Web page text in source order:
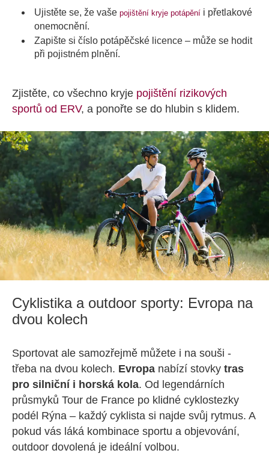
Ujistěte se, že vaše pojištění kryje potápění i přetlakové
onemocnění.
Zapište si číslo potápěčské licence – může se hodit
při pojistném plnění.
Zjistěte, co všechno kryje pojištění rizikových
sportů od ERV, a ponořte se do hlubin s klidem.
Cyklistika a outdoor sporty: Evropa na
dvou kolech
Sportovat ale samozřejmě můžete i na souši -
třeba na dvou kolech. Evropa nabízí stovky tras
pro silniční i horská kola. Od legendárních
průsmyků Tour de France po klidné cyklostezky
podél Rýna – každý cyklista si najde svůj rytmus. A
pokud vás láká kombinace sportu a objevování,
outdoor dovolená je ideální volbou.